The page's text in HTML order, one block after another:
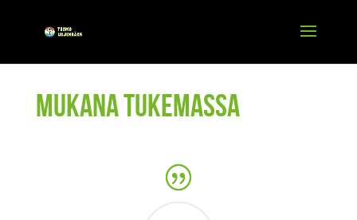
Mukana tukemassa